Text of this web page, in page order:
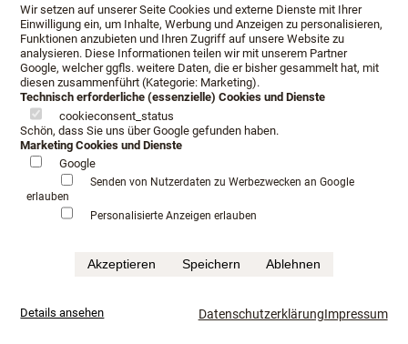
Öffnungszeiten:
Montag - Freitag
10:00 - 19:00
Samstag
Außerhalb der o. g. Zeiten nach Terminabsprache.
Telefon: +49 (0) 661 90156655
Wir setzen auf unserer Seite Cookies und externe Dienste mit Ihrer
Einwilligung ein, um Inhalte, Werbung und Anzeigen zu personalisieren,
Funktionen anzubieten und Ihren Zugriff auf unsere Website zu
analysieren. Diese Informationen teilen wir mit unserem Partner
Google, welcher ggfls. weitere Daten, die er bisher gesammelt hat, mit
diesen zusammenführt (Kategorie: Marketing).
Technisch erforderliche (essenzielle) Cookies und Dienste
cookieconsent_status
Schön, dass Sie uns über Google gefunden haben.
Marketing Cookies und Dienste
Google
Senden von Nutzerdaten zu Werbezwecken an Google
erlauben
Personalisierte Anzeigen erlauben
Akzeptieren Speichern Ablehnen
Details ansehen DatenschutzerklärungImpressum